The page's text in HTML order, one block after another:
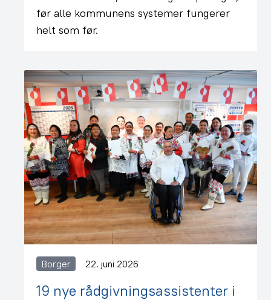
før alle kommunens systemer fungerer
helt som før.
Borger 22. juni 2026
19 nye rådgivningsassistenter i